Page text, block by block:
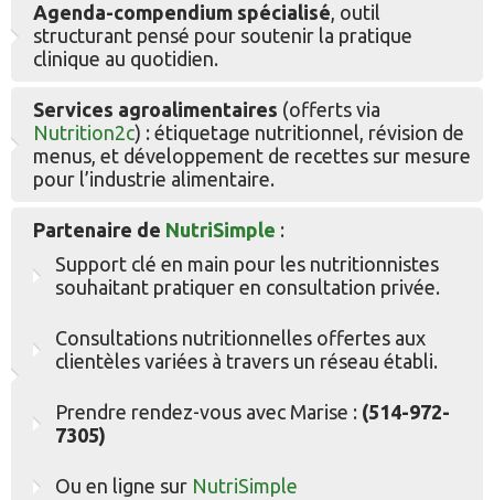
Agenda-compendium spécialisé, outil
structurant pensé pour soutenir la pratique
clinique au quotidien.
Services agroalimentaires (offerts via
Nutrition2c) : étiquetage nutritionnel, révision de
menus, et développement de recettes sur mesure
pour l’industrie alimentaire.
Partenaire de NutriSimple :
Support clé en main pour les nutritionnistes
souhaitant pratiquer en consultation privée.
Consultations nutritionnelles offertes aux
clientèles variées à travers un réseau établi.
Prendre rendez-vous avec Marise : (514-972-
7305)
Ou en ligne sur NutriSimple